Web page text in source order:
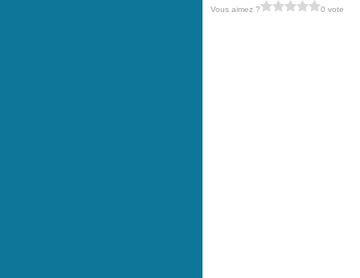
Vous aimez ? 0 vote